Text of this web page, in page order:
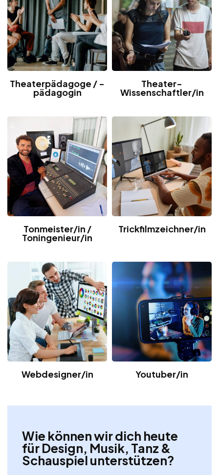
Theaterpädagoge / -
pädagogin
Theater-
Wissenschaftler/in
Tonmeister/in /
Toningenieur/in
Trickfilmzeichner/in
Webdesigner/in Youtuber/in
Wie können wir dich heute
für Design, Musik, Tanz &
Schauspiel unterstützen?